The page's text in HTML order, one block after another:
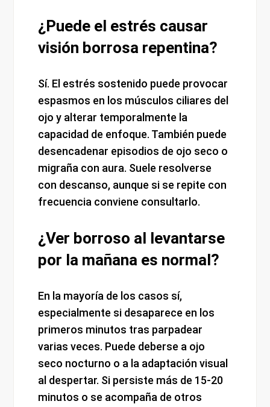
¿Puede el estrés causar
visión borrosa repentina?
Sí. El estrés sostenido puede provocar
espasmos en los músculos ciliares del
ojo y alterar temporalmente la
capacidad de enfoque. También puede
desencadenar episodios de ojo seco o
migraña con aura. Suele resolverse
con descanso, aunque si se repite con
frecuencia conviene consultarlo.
¿Ver borroso al levantarse
por la mañana es normal?
En la mayoría de los casos sí,
especialmente si desaparece en los
primeros minutos tras parpadear
varias veces. Puede deberse a ojo
seco nocturno o a la adaptación visual
al despertar. Si persiste más de 15-20
minutos o se acompaña de otros